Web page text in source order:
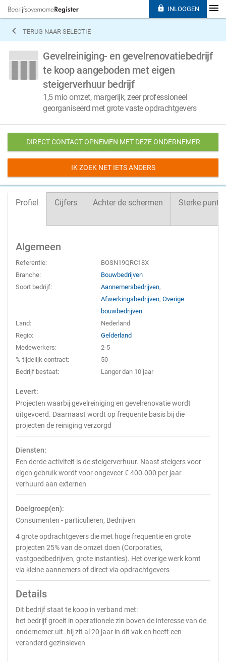
 TERUG NAAR SELECTIE
Gevelreiniging- en gevelrenovatiebedrijf
te koop aangeboden met eigen
steigerverhuur bedrijf
1,5 mio omzet, margerijk, zeer professioneel
georganiseerd met grote vaste opdrachtgevers
DIRECT CONTACT OPNEMEN MET DEZE ONDERNEMER
IK ZOEK NET IETS ANDERS
Profiel Cijfers Achter de schermen Sterke
Algemeen
Referentie:
BOSN19QRC18X
Branche:
Bouwbedrijven
Soort bedrijf:
Aannemersbedrijven,
Afwerkingsbedrijven,Overige
bouwbedrijven
Land:
Nederland
Regio:
Gelderland
Medewerkers:
2-5
% tijdelijk contract:
50
Bedrijf bestaat:
Langer dan 10 jaar
Levert:
Projecten waarbij gevelreiniging en gevelrenovatie wordt
uitgevoerd. Daarnaast wordt op frequente basis bij die
projecten de reiniging verzorgd
Diensten:
Een derde activiteit is de steigerverhuur. Naast steigers voor
eigen gebruik wordt voor ongeveer € 400.000 per jaar
verhuurd aan externen
Doelgroep(en):
Consumenten - particulieren, Bedrijven
4 grote opdrachtgevers die met hoge frequentie en grote
projecten 25% van de omzet doen (Corporaties,
vastgoedbedrijven, grote instanties). Het overige werk komt
via kleine aannemers of direct via opdrachtgevers
Details
Dit bedrijf staat te koop in verband met:
het bedrijf groeit in operationele zin boven de interesse van de
ondernemer uit. hij zit al 20 jaar in dit vak en heeft een
veranderd gezinsleven
 INLOGGEN